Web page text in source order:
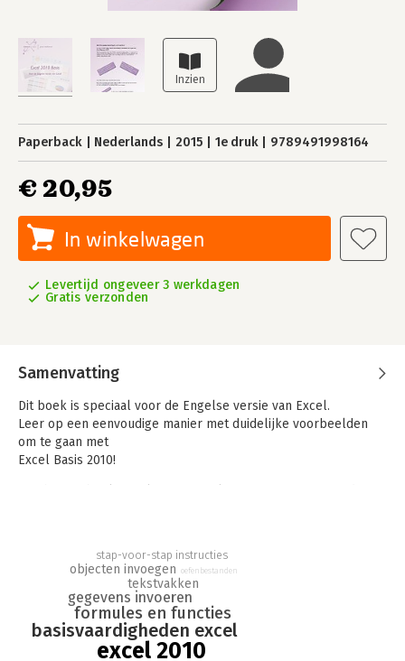
Paperback Nederlands 2015 1e druk 9789491998164
€ 20,95
In winkelwagen
Levertijd ongeveer 3 werkdagen
Gratis verzonden
Samenvatting
Dit boek is speciaal voor de Engelse versie van Excel.
Leer op een eenvoudige manier met duidelijke voorbeelden
om te gaan met
Excel Basis 2010!
formules en functies maakt en professionele grafieken
Leer Objecten in te voegen en tekstvakken te maken.
In dit boek worden deze onderwerpen en diverse andere
functies van Excel aan de hand van praktische voorbeelden
excel 2010
basisvaardigheden excel
formules en functies
gegevens invoeren
tekstvakken
objecten invoegen
stap-voor-stap instructies
oefenbestanden